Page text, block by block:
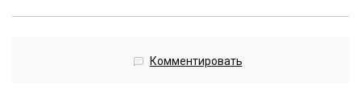
Комментировать